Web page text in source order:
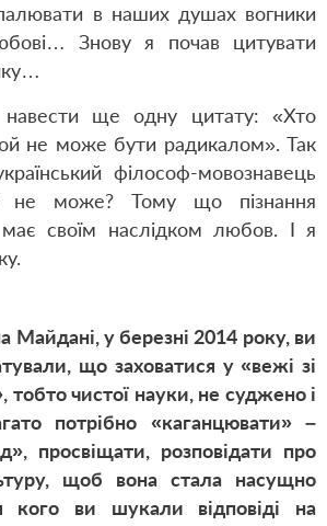
в наших душах вогники
Знову я почав цитувати
навести ще одну цитату: «Хто
не може бути радикалом». Так
філософ-мовознавець
не може? Тому що пізнання
своїм наслідком любов. І я
Майдані, у березні 2014 року, ви
що заховатися у «вежі зі
тобто чистої науки, не суджено і
потрібно «каганцювати» –
просвіщати, розповідати про
щоб вона стала насущно
кого ви шукали відповіді на